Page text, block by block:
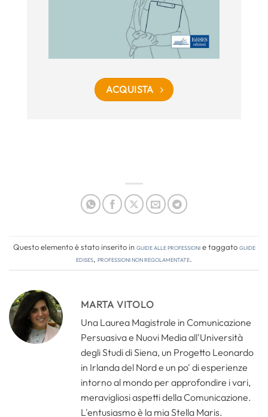
ACQUISTA
Questo elemento è stato inserito inGuide alle professionie taggatoguide
edises, professioni non regolamentate.
MARTA VITOLO
Una Laurea Magistrale in Comunicazione
Persuasiva e Nuovi Media all'Università
degli Studi di Siena, un Progetto Leonardo
in Irlanda del Nord e un po' di esperienze
intorno al mondo per approfondire i vari,
meravigliosi aspetti della Comunicazione.
L'entusiasmo è la mia Stella Maris.